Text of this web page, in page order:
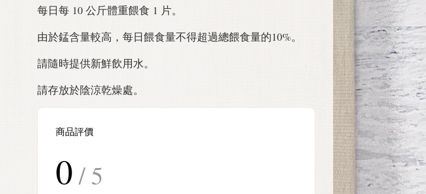
每日每 10 公斤體重餵食 1 片。
由於錳含量較高，每日餵食量不得超過總餵食量的10%。
請隨時提供新鮮飲用水。
請存放於陰涼乾燥處。
商品評價
0 / 5